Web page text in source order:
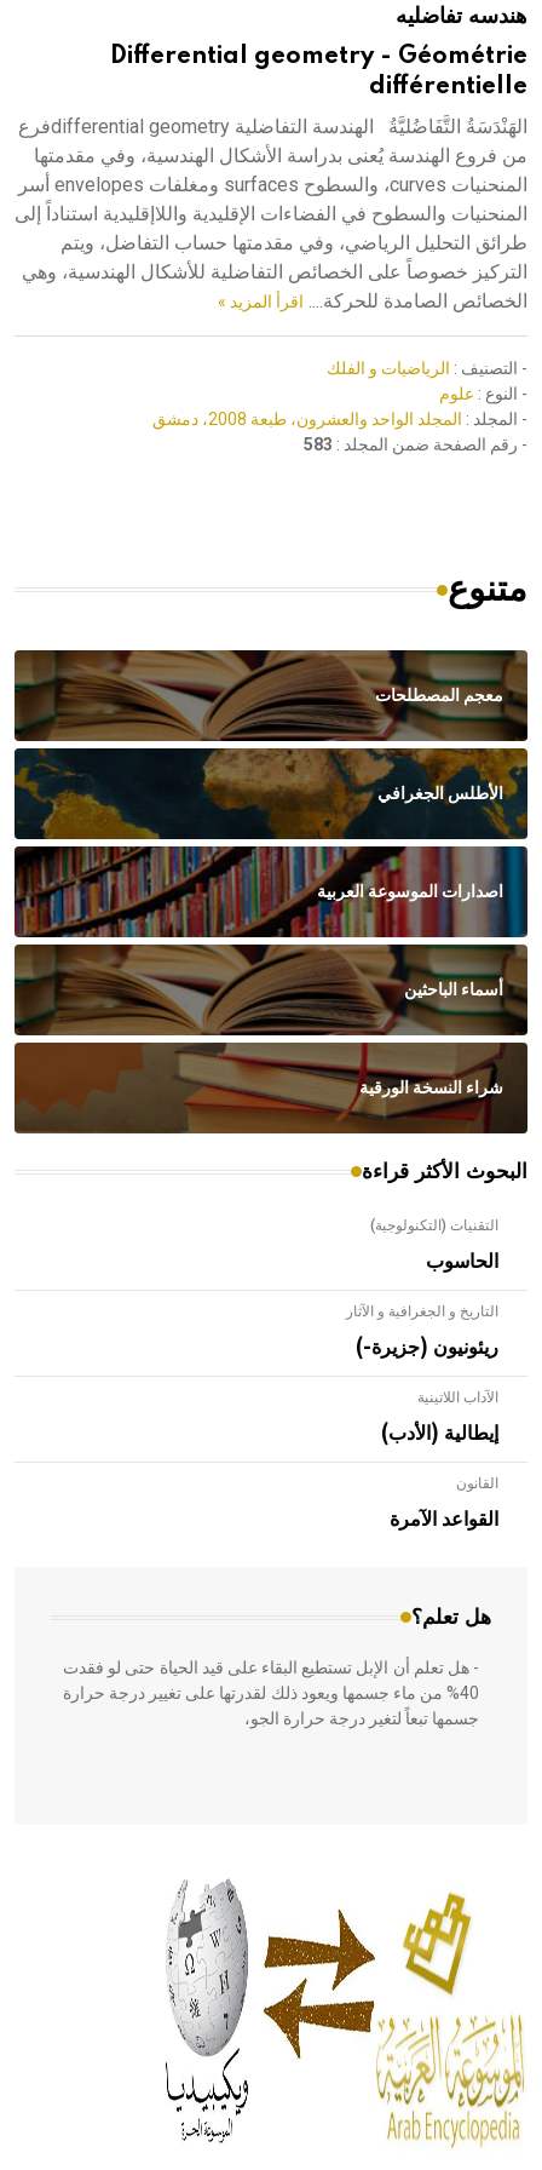
هيئة الموسوعة العربية تطلق موسوعات جديدة في عام 2026هندسه تفاضليه
Differential geometry - Géométrie
différentielle
الهَنْدَسَةُ التَّفَاضُليَّةُ الهندسة التفاضلية differential geometryفرع
من فروع الهندسة يُعنى بدراسة الأشكال الهندسية، وفي مقدمتها
المنحنيات curves، والسطوح surfaces ومغلفات envelopes أسر
المنحنيات والسطوح في الفضاءات الإقليدية واللاإقليدية استناداً إلى
طرائق التحليل الرياضي، وفي مقدمتها حساب التفاضل، ويتم
التركيز خصوصاً على الخصائص التفاضلية للأشكال الهندسية، وهي
الخصائص الصامدة للحركة.... اقرأ المزيد »
- التصنيف : الرياضيات و الفلك
- النوع : علوم
- المجلد : المجلد الواحد والعشرون، طبعة 2008، دمشق
- رقم الصفحة ضمن المجلد : 583
متنوع
معجم المصطلحات
الأطلس الجغرافي
اصدارات الموسوعة العربية
أسماء الباحثين
شراء النسخة الورقية
البحوث الأكثر قراءة
التقنيات (التكنولوجية)
الحاسوب
التاريخ و الجغرافية و الآثار
ريئونيون (جزيرة-)
الآداب اللاتينية
إيطالية (الأدب)
القانون
القواعد الآمرة
هل تعلم؟
- هل تعلم أن الأبلق نوع من الفنون الهندسية التي ارتبطت
بالعمارة الإسلامية في بلاد الشام ومصر خاصة، حيث يحرص
المعمار على بناء مداميكه وخاصة في الواجهات
- هل تعلم أن الإبل تستطيع البقاء على قيد الحياة حتى لو فقدت
40% من ماء جسمها ويعود ذلك لقدرتها على تغيير درجة حرارة
جسمها تبعاً لتغير درجة حرارة الجو،
الحكم، الأدلة، تنظيم التغذية، ورسالته في جروح الرأس. ويعود
له الفضل بأنه حرر الطب من الدين والفلسفة.
- هل تعلم أن المرجان إفراز حيواني يتكون في البحر ويتركب
من مادة كربونات الكلسيوم، وهو أحمر أو شديد الحمرة وهو
أجود أنواعه، ويمتاز بكبر الحجم ويسمى الش